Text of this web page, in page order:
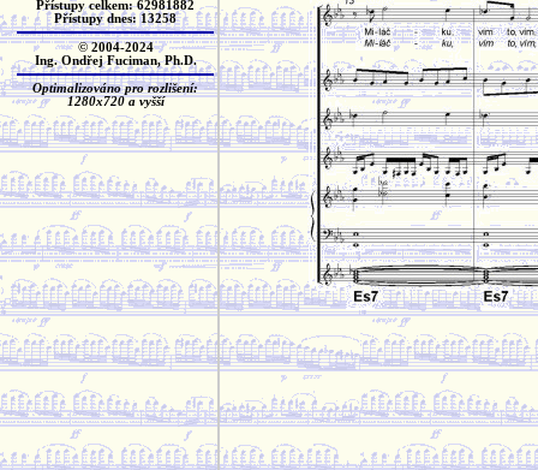
Přístupy celkem: 62981882
Přístupy dnes: 13258
© 2004-2024
Ing. Ondřej Fuciman, Ph.D.
Optimalizováno pro rozlišení:
1280x720 a vyšší